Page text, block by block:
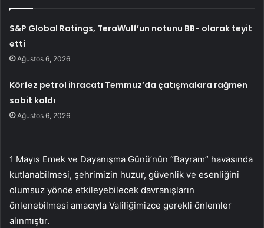
S&P Global Ratings, TeraWulf’un notunu BB- olarak teyit
etti
Ağustos 6, 2026
Körfez petrol ihracatı Temmuz’da çatışmalara rağmen
sabit kaldı
Ağustos 6, 2026
1 Mayıs Emek ve Dayanışma Günü’nün “Bayram” havasında
kutlanabilmesi, şehrimizin huzur, güvenlik ve esenliğini
olumsuz yönde etkileyebilecek davranışların
önlenebilmesi amacıyla Valiliğimizce gerekli önlemler
alınmıştır.